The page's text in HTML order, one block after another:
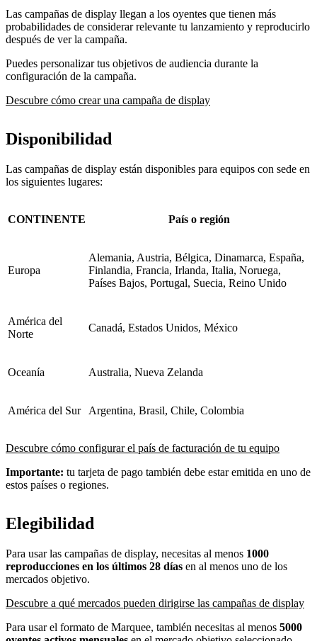
Las campañas de display llegan a los oyentes que tienen más
probabilidades de considerar relevante tu lanzamiento y reproducirlo
después de ver la campaña.
Puedes personalizar tus objetivos de audiencia durante la
configuración de la campaña.
Descubre cómo crear una campaña de display
Disponibilidad
Las campañas de display están disponibles para equipos con sede en
los siguientes lugares:
CONTINENTE País o región
Europa
Alemania, Austria, Bélgica, Dinamarca, España,
Finlandia, Francia, Irlanda, Italia, Noruega,
Países Bajos, Portugal, Suecia, Reino Unido
América del
Norte
Canadá, Estados Unidos, México
Oceanía Australia, Nueva Zelanda
América del Sur Argentina, Brasil, Chile, Colombia
Descubre cómo configurar el país de facturación de tu equipo
Importante: tu tarjeta de pago también debe estar emitida en uno de
estos países o regiones.
Elegibilidad
Para usar las campañas de display, necesitas al menos 1000
reproducciones en los últimos 28 días en al menos uno de los
mercados objetivo.
Descubre a qué mercados pueden dirigirse las campañas de display
Para usar el formato de Marquee, también necesitas al menos 5000